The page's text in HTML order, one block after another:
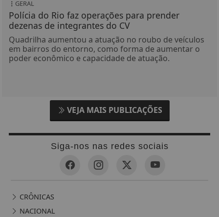
GERAL
Polícia do Rio faz operações para prender
dezenas de integrantes do CV
Quadrilha aumentou a atuação no roubo de veículos
em bairros do entorno, como forma de aumentar o
poder econômico e capacidade de atuação.
VEJA MAIS PUBLICAÇÕES
Siga-nos nas redes sociais
CRÔNICAS
NACIONAL